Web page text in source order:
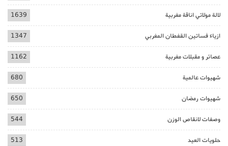
لالة مولاتي اناقة مغربية 1639
ازياء فساتين القفطان المغربي 1347
عصائر و مقبلات مغربية 1162
شهيوات عالمية 680
شهيوات رمضان 650
وصفات لانقاص الوزن 544
حلويات العيد 513